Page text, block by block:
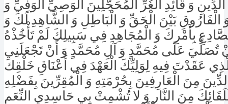
وَ قَائِدِ الْغُرِّ الْمُحَجَّلِينَ الْوَصِيِّ الْوَفِيِّ وَ
الْفَارُوقِ بَيْنَ الْحَقِّ وَ الْبَاطِلِ وَ الشَّاهِدِ لَكَ وَ
بِأَمْرِكَ وَ الْمُجَاهِدِ فِي سَبِيلِكَ لَمْ تَأْخُذْهُ
تُصَلِّيَ عَلَى مُحَمَّدٍ وَ آلِ مُحَمَّدٍ وَ أَنْ تَجْعَلَنِي
عَقَدْتَ فِيهِ لِوَلِيِّكَ الْعَهْدَ فِي أَعْنَاقِ خَلْقِكَ
مِنَ الْعَارِفِينَ بِحُرْمَتِهِ وَ الْمُقِرِّينَ بِفَضْلِهِ
مِنَ النَّارِ وَ لا تُشْمِتْ بِي حَاسِدِي النِّعَمِ